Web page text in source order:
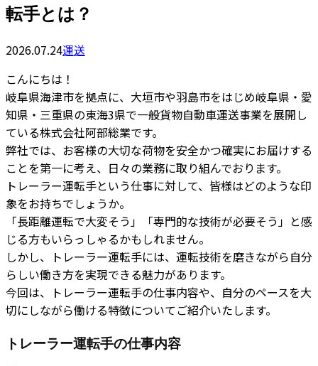
転手とは？
2026.07.24運送
こんにちは！
岐阜県海津市を拠点に、大垣市や羽島市をはじめ岐阜県・愛
知県・三重県の東海3県で一般貨物自動車運送事業を展開し
ている株式会社阿部総業です。
弊社では、お客様の大切な荷物を安全かつ確実にお届けする
ことを第一に考え、日々の業務に取り組んでおります。
トレーラー運転手という仕事に対して、皆様はどのような印
象をお持ちでしょうか。
「長距離運転で大変そう」「専門的な技術が必要そう」と感
じる方もいらっしゃるかもしれません。
しかし、トレーラー運転手には、運転技術を磨きながら自分
らしい働き方を実現できる魅力があります。
今回は、トレーラー運転手の仕事内容や、自分のペースを大
切にしながら働ける特徴についてご紹介いたします。
トレーラー運転手の仕事内容